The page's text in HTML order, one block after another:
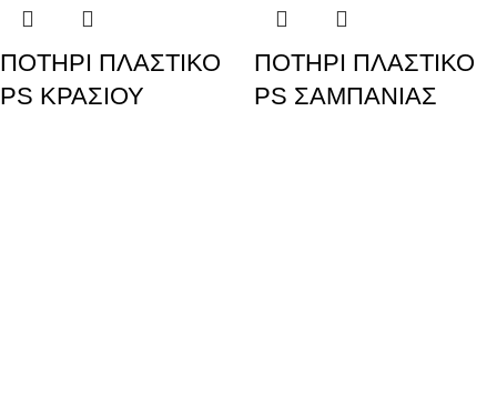
ΠΟΤΗΡΙ ΠΛΑΣΤΙΚΟ
PS ΚΡΑΣΙΟΥ
ΠΟΤΗΡΙ ΠΛΑΣΤΙΚΟ
PS ΣΑΜΠΑΝΙΑΣ